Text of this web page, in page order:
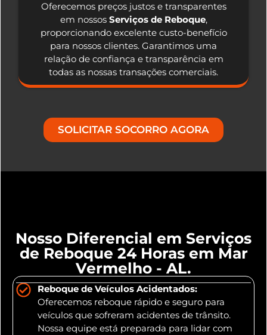
Oferecemos preços justos e transparentes
em nossos Serviços de Reboque,
proporcionando excelente custo-benefício
para nossos clientes. Garantimos uma
relação de confiança e transparência em
todas as nossas transações comerciais.
SOLICITAR SOCORRO AGORA
Nosso Diferencial em Serviços
de Reboque 24 Horas em Mar
Vermelho - AL.
Reboque de Veículos Acidentados:
Oferecemos reboque rápido e seguro para
veículos que sofreram acidentes de trânsito.
Nossa equipe está preparada para lidar com